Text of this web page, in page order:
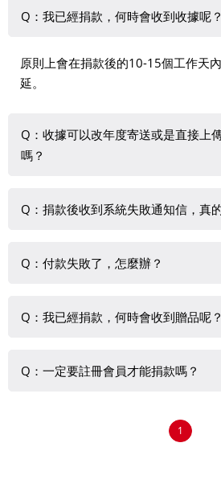
Q：我已經捐款，何時會收到收據呢？
原則上會在捐款後的10-15個工作天
延。
Q：收據可以改年度寄送或是直接上
嗎？
若您是會員，可直接在會員基本資料
Q：捐款後收到系統失敗通知信，真
付款皆於第三方金流平台內操作，系
捐款流程即可。
Q：付款失敗了，怎麼辦？
請重新操作一次捐款流程即可。
Q：我已經捐款，何時會收到贈品呢？
請見各贈品捐款專案說明。
Q：一定要註冊會員才能捐款嗎？
非會員亦可捐款，但無法查詢。若您
後的線上捐款記錄。捐款紀錄查詢僅
1